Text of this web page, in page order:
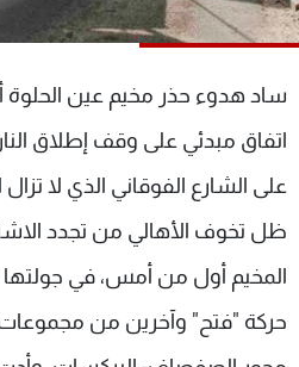
ساد هدوء حذر مخيم عين
اتفاق مبدئي على وقف إطلاق
على الشارع الفوقاني الذي لا
ظل تخوف الأهالي من تجدد
المخيم أول من أمس، في جولتها
حركة "فتح" وآخرين من
الترددات
عن MTV
لاعلاناتكم
وظائف
شروط